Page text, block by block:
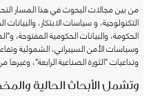
من بين مجالات البحوث في هذا المسار
التكنولوجية، و سياسات الابتكار،
الحكومة، والبيانات الحكومية المفتوحة،
وسياسات الأمن السيبراني، الشمولية
وتداعيات "الثورة الصناعية الرابعة"،
وتشمل الأبحاث الحالية